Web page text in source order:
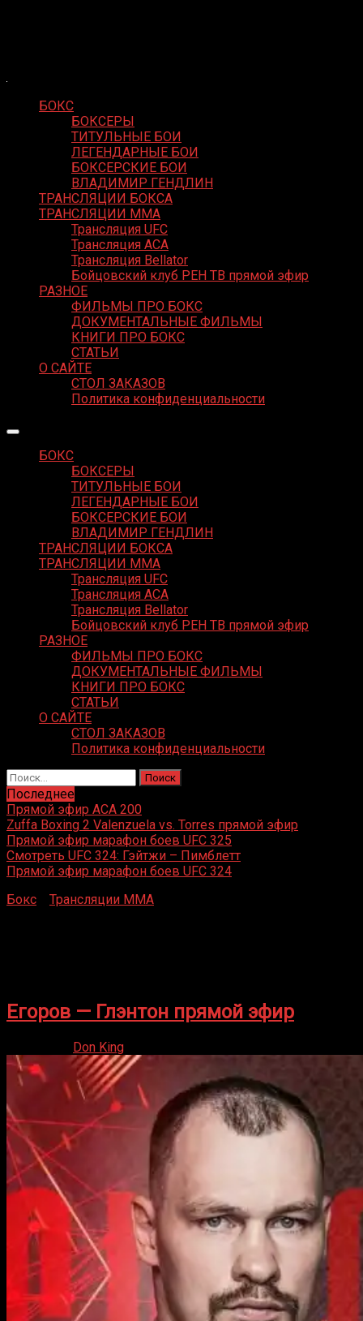
БОКС
БОКСЕРЫ
ТИТУЛЬНЫЕ БОИ
ЛЕГЕНДАРНЫЕ БОИ
БОКСЕРСКИЕ БОИ
ВЛАДИМИР ГЕНДЛИН
ТРАНСЛЯЦИИ БОКСА
ТРАНСЛЯЦИИ MMA
Трансляция UFC
Трансляция ACA
Трансляция Bellator
Бойцовский клуб РЕН ТВ прямой эфир
РАЗНОЕ
ФИЛЬМЫ ПРО БОКС
ДОКУМЕНТАЛЬНЫЕ ФИЛЬМЫ
КНИГИ ПРО БОКС
СТАТЬИ
О САЙТЕ
СТОЛ ЗАКАЗОВ
Политика конфиденциальности
БОКС
БОКСЕРЫ
ТИТУЛЬНЫЕ БОИ
ЛЕГЕНДАРНЫЕ БОИ
БОКСЕРСКИЕ БОИ
ВЛАДИМИР ГЕНДЛИН
ТРАНСЛЯЦИИ БОКСА
ТРАНСЛЯЦИИ MMA
Трансляция UFC
Трансляция ACA
Трансляция Bellator
Бойцовский клуб РЕН ТВ прямой эфир
РАЗНОЕ
ФИЛЬМЫ ПРО БОКС
ДОКУМЕНТАЛЬНЫЕ ФИЛЬМЫ
КНИГИ ПРО БОКС
СТАТЬИ
О САЙТЕ
СТОЛ ЗАКАЗОВ
Политика конфиденциальности
Найти:
Последнее
Прямой эфир ACA 200
Zuffa Boxing 2 Valenzuela vs. Torres прямой эфир
Прямой эфир марафон боев UFC 325
Смотреть UFC 324: Гэйтжи – Пимблетт
Прямой эфир марафон боев UFC 324
Бокс
Трансляции MMA
Егоров — Глэнтон прямой эфир
Don King